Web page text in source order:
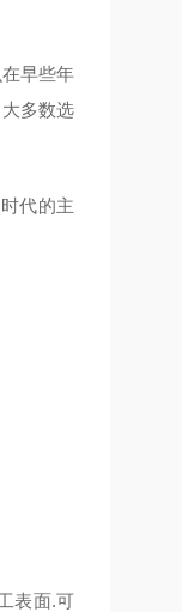
早些年
多数选
代的主
表面.可